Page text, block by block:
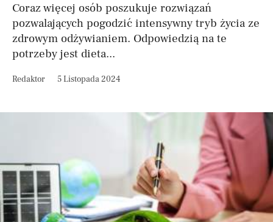
Coraz więcej osób poszukuje rozwiązań
pozwalających pogodzić intensywny tryb życia ze
zdrowym odżywianiem. Odpowiedzią na te
potrzeby jest dieta...
Redaktor 5 Listopada 2024